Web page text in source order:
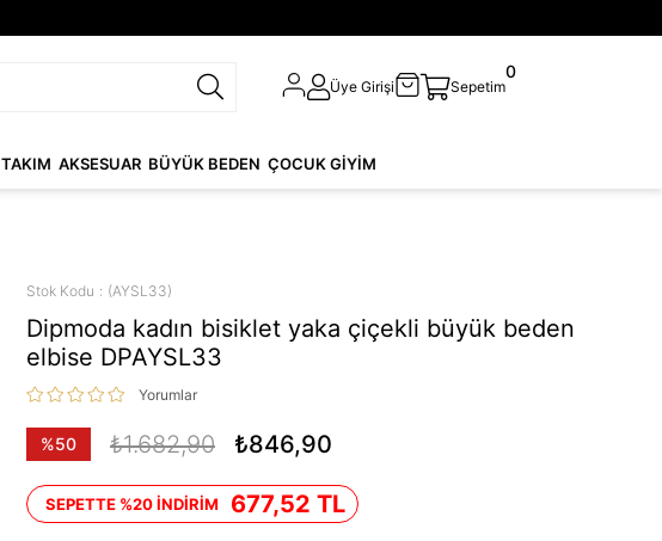
Üye Girişi Sepetim
0
TAKIM AKSESUAR BÜYÜK BEDEN ÇOCUK GİYİM
Stok Kodu (AYSL33)
Dipmoda kadın bisiklet yaka çiçekli büyük beden
elbise DPAYSL33
Yorumlar
%50
₺1.682,90 ₺846,90
SEPETTE %20 İNDİRİM 677,52 TL